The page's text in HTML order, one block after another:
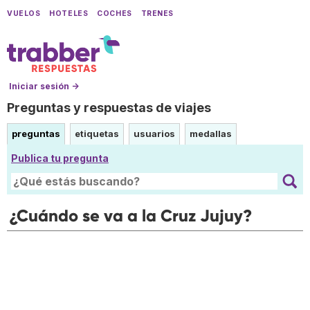
VUELOS HOTELES COCHES TRENES
Iniciar sesión →
Preguntas y respuestas de viajes
preguntas etiquetas usuarios medallas
Publica tu pregunta
¿Cuándo se va a la Cruz Jujuy?